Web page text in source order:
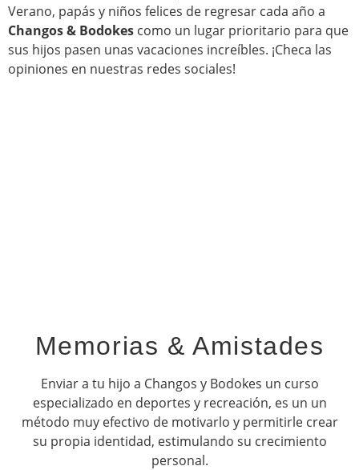
Verano, papás y niños felices de regresar cada año a
Changos & Bodokes como un lugar prioritario para que
sus hijos pasen unas vacaciones increíbles. ¡Checa las
opiniones en nuestras redes sociales!
Memorias & Amistades
Enviar a tu hijo a Changos y Bodokes un curso
especializado en deportes y recreación, es un un
método muy efectivo de motivarlo y permitirle crear
su propia identidad, estimulando su crecimiento
personal.